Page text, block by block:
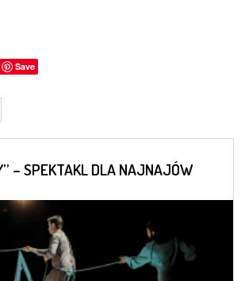
Save
– SPEKTAKL DLA NAJNAJÓW